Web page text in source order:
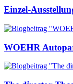
Einzel-
WOEHR